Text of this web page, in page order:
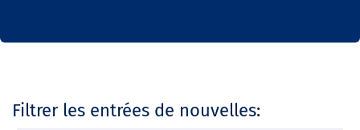
Filtrer les entrées de nouvelles: